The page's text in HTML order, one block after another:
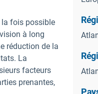
la fois possible
à long
réduction de la
La
facteurs
prenantes,